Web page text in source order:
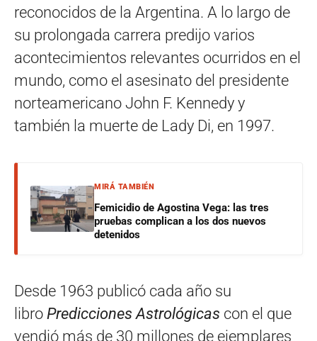
reconocidos de la Argentina. A lo largo de
su prolongada carrera predijo varios
acontecimientos relevantes ocurridos en el
mundo, como el asesinato del presidente
norteamericano John F. Kennedy y
también la muerte de Lady Di, en 1997.
MIRÁ TAMBIÉN
Femicidio de Agostina Vega: las tres
pruebas complican a los dos nuevos
detenidos
Desde 1963 publicó cada año su
libro Predicciones Astrológicas con el que
vendió más de 30 millones de ejemplares